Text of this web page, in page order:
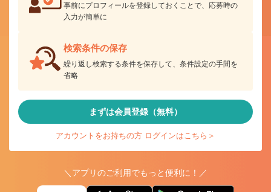
事前にプロフィールを登録しておくことで、応募時の
入力が簡単に
検索条件の保存
繰り返し検索する条件を保存して、条件設定の手間を
省略
まずは会員登録（無料）
アカウントをお持ちの方 ログインはこちら＞
＼アプリのご利用でもっと便利に！／